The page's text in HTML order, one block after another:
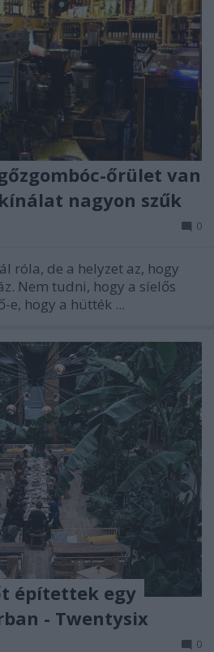
őrület van
nagyon szűk
0
róla, de a helyzet az, hogy
Nem tudni, hogy a síelős
e, hogy a hütték ...
építettek egy
- Twentysix
0